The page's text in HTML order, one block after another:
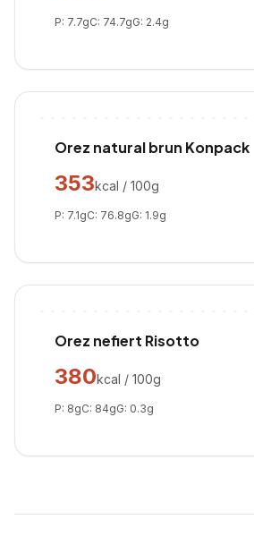
P: 7.7gC: 74.7gG: 2.4g
Orez natural brun Konpack
353kcal / 100g
P: 7.1gC: 76.8gG: 1.9g
Orez nefiert Risotto
380kcal / 100g
P: 8gC: 84gG: 0.3g